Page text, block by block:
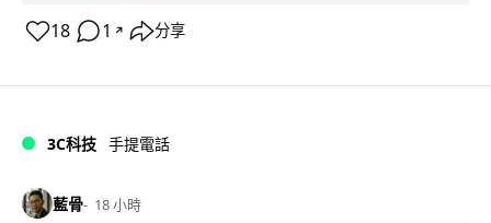
18 1 ↗ 分享
3C科技 手提電話
藍骨 18 小時